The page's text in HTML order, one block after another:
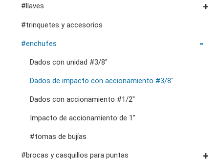
llave para tubos y alicates para bombas de
herramientas de fluidos y lubricación
carros de herramientas
accesorios de almacenamiento
alicates, cortadores, abrazaderas vde
herramientas de servicio general vde
#llaves
#llaves combinadas
#llaves de trinquete combinadas
#llaves de trinquete de doble anillo
#llaves de boca dobles
#llaves especiales
#llaves ajustables y de alicates
#adaptadores de llave inglesa
#trinquetes y accesorios
#enchufes
Dados con unidad #3/8"
Dados de impacto con accionamiento #3/8"
Dados con accionamiento #1/2"
Impacto de accionamiento de 1"
#tomas de bujías
#brocas y casquillos para puntas